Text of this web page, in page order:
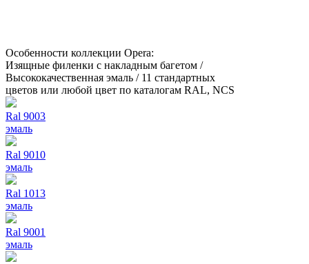
Особенности коллекции Opera:
Изящные филенки с накладным багетом /
Высококачественная эмаль / 11 стандартных
цветов или любой цвет по каталогам RAL, NCS
Ral 9003
эмаль
Ral 9010
эмаль
Ral 1013
эмаль
Ral 9001
эмаль